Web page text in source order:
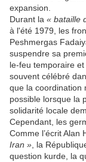
expansion.
Durant la « bataille
à l'été 1979, les
Peshmergas
suspendre sa
le-feu temporaire
souvent célébré
que la coordination
possible lorsque la
solidarité locale
Cependant, les
Comme l’écrit Alan
Iran » , la
question kurde, la